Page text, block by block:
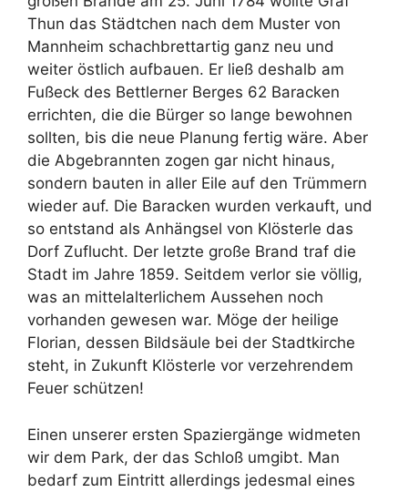
Thun das Städtchen nach dem Muster von
Mannheim schachbrettartig ganz neu und
weiter östlich aufbauen. Er ließ deshalb am
Fußeck des Bettlerner Berges 62 Baracken
errichten, die die Bürger so lange bewohnen
sollten, bis die neue Planung fertig wäre. Aber
die Abgebrannten zogen gar nicht hinaus,
sondern bauten in aller Eile auf den Trümmern
wieder auf. Die Baracken wurden verkauft, und
so entstand als Anhängsel von Klösterle das
Dorf Zuflucht. Der letzte große Brand traf die
Stadt im Jahre 1859. Seitdem verlor sie völlig,
was an mittelalterlichem Aussehen noch
vorhanden gewesen war. Möge der heilige
Florian, dessen Bildsäule bei der Stadtkirche
steht, in Zukunft Klösterle vor verzehrendem
Feuer schützen!
Einen unserer ersten Spaziergänge widmeten
wir dem Park, der das Schloß umgibt. Man
bedarf zum Eintritt allerdings jedesmal eines